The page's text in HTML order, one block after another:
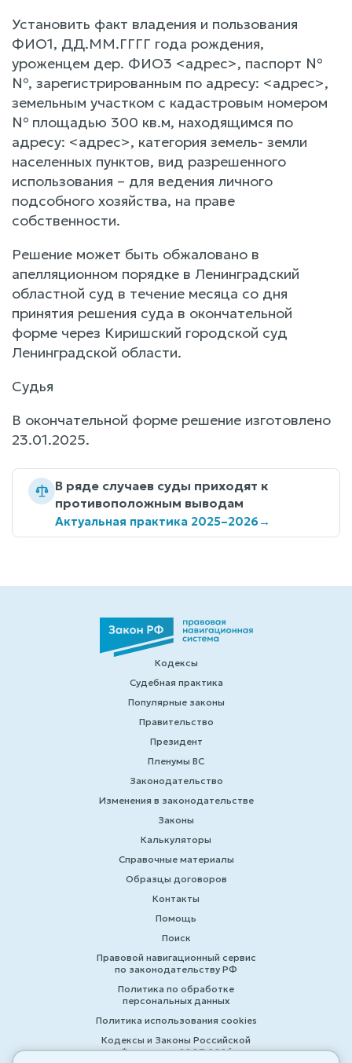
Установить факт владения и пользования
ФИО1, ДД.ММ.ГГГГ года рождения,
уроженцем дер. ФИО3 <адрес>, паспорт №
№, зарегистрированным по адресу: <адрес>,
земельным участком с кадастровым номером
№ площадью 300 кв.м, находящимся по
адресу: <адрес>, категория земель- земли
населенных пунктов, вид разрешенного
использования – для ведения личного
подсобного хозяйства, на праве
собственности.
Решение может быть обжаловано в
апелляционном порядке в Ленинградский
областной суд в течение месяца со дня
принятия решения суда в окончательной
форме через Киришский городской суд
Ленинградской области.
Судья
В окончательной форме решение изготовлено
23.01.2025.
В ряде случаев суды приходят к
противоположным выводам
Актуальная практика 2025–2026→
Кодексы
Судебная практика
Популярные законы
Правительство
Президент
Пленумы ВС
Законодательство
Изменения в законодательстве
Законы
Калькуляторы
Справочные материалы
Образцы договоров
Контакты
Помощь
Поиск
Правовой навигационный сервис
по законодательству РФ
Политика по обработке
персональных данных
Политика использования cookies
Кодексы и Законы Российской
Федерации 2007-2026